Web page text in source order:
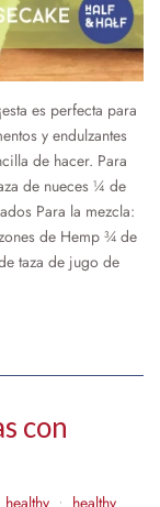
es perfecta para
y endulzantes
de hacer. Para
de nueces ¼ de
Para la mezcla:
de Hemp ¾ de
taza de jugo de
con
healthy •
healthy